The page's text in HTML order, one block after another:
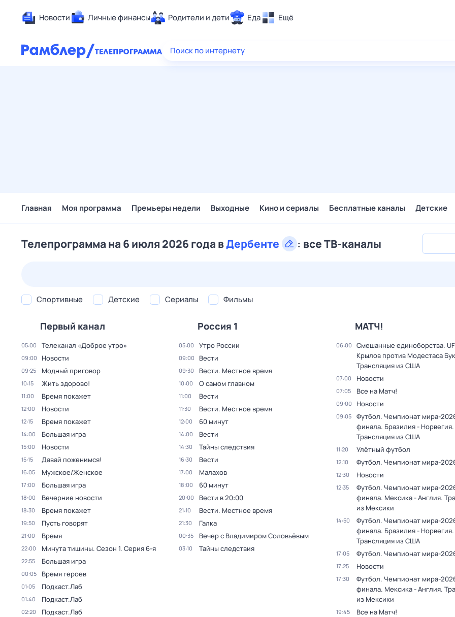
Новости Личные финансы Родители и дети Еда Ещё
Здоровье
Поиск по интернету
Главная Моя программа Премьеры недели Выходные Кино и сериалы Бесплатные каналы Детские
Телепрограмма на 6 июля 2026 года вДербенте : все ТВ-каналы
Спортивные Детские Сериалы Фильмы
Первый канал
05:00 Телеканал «Доброе утро»
09:00 Новости
09:25 Модный приговор
10:15 Жить здорово!
11:00 Время покажет
12:00 Новости
12:15 Время покажет
14:00 Большая игра
15:00 Новости
15:15 Давай поженимся!
16:05 Мужское/Женское
17:00 Большая игра
18:00 Вечерние новости
18:30 Время покажет
19:50 Пусть говорят
21:00 Время
22:00 Минута тишины. Сезон 1. Серия 6-я
22:55 Большая игра
00:05 Время героев
01:05 Подкаст.Лаб
01:40 Подкаст.Лаб
02:20 Подкаст.Лаб
Россия 1
05:00 Утро России
09:00 Вести
09:30 Вести. Местное время
10:00 О самом главном
11:00 Вести
11:30 Вести. Местное время
12:00 60 минут
14:00 Вести
14:30 Тайны следствия
16:30 Вести
17:00 Малахов
18:00 60 минут
20:00 Вести в 20:00
21:10 Вести. Местное время
21:30 Галка
00:35 Вечер с Владимиром Соловьёвым
03:10 Тайны следствия
МАТЧ!
06:00
Смешанные единоборства.
Крылов против Модестаса
Трансляция из США
07:00 Новости
07:05 Все на Матч!
09:00 Новости
09:05
Футбол. Чемпионат мира-
финала. Бразилия - Норвегия.
Трансляция из США
11:20 Улётный футбол
12:10 Футбол. Чемпионат мира-
12:30 Новости
12:35
Футбол. Чемпионат мира-
финала. Мексика - Англия.
из Мексики
14:50
Футбол. Чемпионат мира-
финала. Бразилия - Норвегия.
Трансляция из США
17:05 Футбол. Чемпионат мира-
17:25 Новости
17:30
Футбол. Чемпионат мира-
финала. Мексика - Англия.
из Мексики
19:45 Все на Матч!